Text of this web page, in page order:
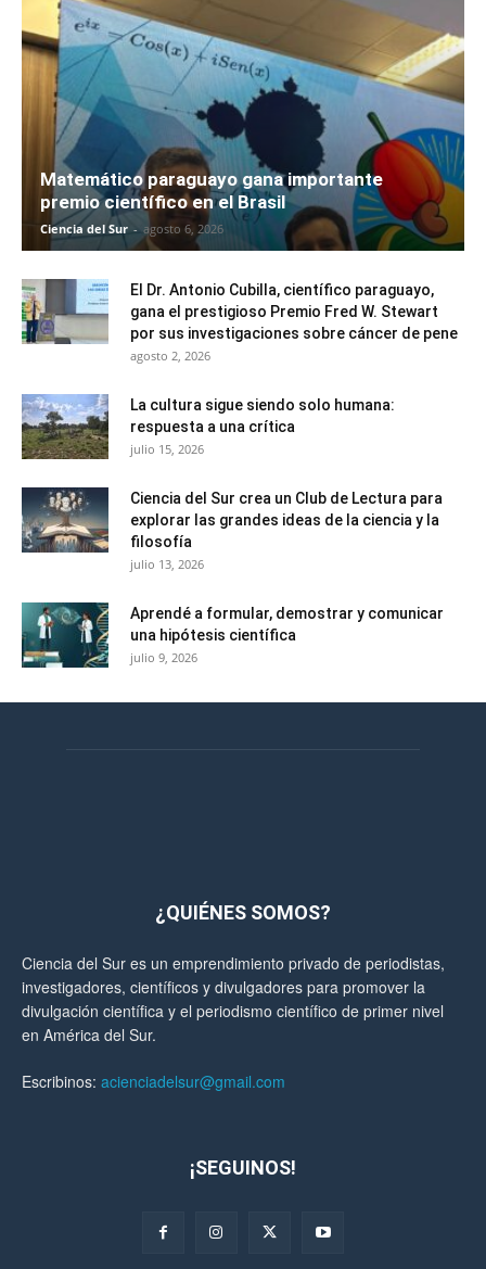
Matemático paraguayo gana importante
premio científico en el Brasil
Ciencia del Sur - agosto 6, 2026
El Dr. Antonio Cubilla, científico paraguayo,
gana el prestigioso Premio Fred W. Stewart
por sus investigaciones sobre cáncer de pene
agosto 2, 2026
La cultura sigue siendo solo humana:
respuesta a una crítica
julio 15, 2026
Ciencia del Sur crea un Club de Lectura para
explorar las grandes ideas de la ciencia y la
filosofía
julio 13, 2026
Aprendé a formular, demostrar y comunicar
una hipótesis científica
julio 9, 2026
¿QUIÉNES SOMOS?
Ciencia del Sur es un emprendimiento privado de periodistas,
investigadores, científicos y divulgadores para promover la
divulgación científica y el periodismo científico de primer nivel
en América del Sur.
Escribinos: acienciadelsur@gmail.com
¡SEGUINOS!